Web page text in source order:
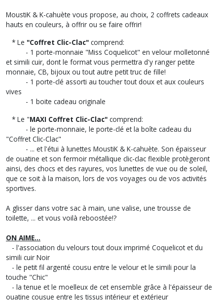
MoustiK & K-cahuète vous propose, au choix, 2 coffrets cadeaux
hauts en couleurs, à offrir ou se faire offrir!
* Le "Coffret Clic-Clac" comprend:
- 1 porte-monnaie "Miss Coquelicot" en velour molletonné
et simili cuir, dont le format vous permettra d'y ranger petite
monnaie, CB, bijoux ou tout autre petit truc de fille!
- 1 porte-clé assorti au toucher tout doux et aux couleurs
vives
- 1 boite cadeau originale
* Le "MAXI Coffret Clic-Clac" comprend:
- le porte-monnaie, le porte-clé et la boîte cadeau du
"Coffret Clic-Clac"
- ... et l'étui à lunettes MoustiK & K-cahuète. Son épaisseur
de ouatine et son fermoir métallique clic-clac flexible protègeront
ainsi, des chocs et des rayures, vos lunettes de vue ou de soleil,
que ce soit à la maison, lors de vos voyages ou de vos activités
sportives.
A glisser dans votre sac à main, une valise, une trousse de
toilette, ... et vous voilà reboostée!?
ON AIME...
- l'association du velours tout doux imprimé Coquelicot et du
simili cuir Noir
- le petit fil argenté cousu entre le velour et le simili pour la
touche "Chic"
- la tenue et le moelleux de cet ensemble grâce à l'épaisseur de
ouatine cousue entre les tissus intérieur et extérieur